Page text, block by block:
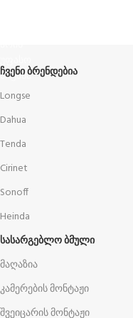
ᲩᲕᲔᲜᲘ ᲑᲠᲔᲜᲓᲔᲑᲘᲐ
Longse
Dahua
Tenda
Cirinet
Sonoff
Heinda
ᲡᲐᲡᲐᲠᲒᲔᲑᲚᲝ ᲑᲛᲣᲚᲘ
მაღაზია
კამერების მონტაჟი
შვეიცარის მონტაჟი